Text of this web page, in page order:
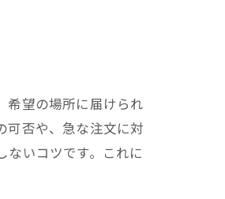
希望の場所に届けられ
可否や、急な注文に対
いコツです。これに